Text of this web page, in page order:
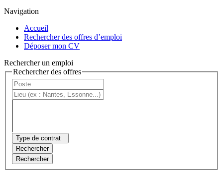
Navigation
Accueil
Rechercher des offres d’emploi
Déposer mon CV
Rechercher un emploi
Rechercher des offres
Type de contrat
Rechercher
Rechercher